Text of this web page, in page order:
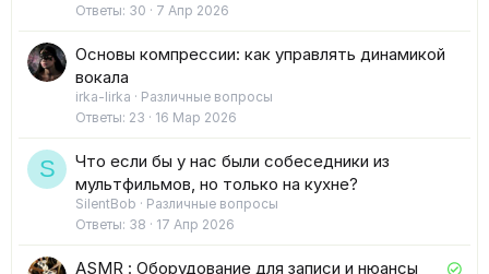
Ответы 30 7 Апр 2026
Основы компрессии: как управлять динамикой
вокала
irka-lirka
Различные вопросы
Ответы 23 16 Мар 2026
S
Что если бы у нас были собеседники из
мультфильмов, но только на кухне?
SilentBob
Различные вопросы
Ответы 38 17 Апр 2026
Р
ASMR : Оборудование для записи и нюансы